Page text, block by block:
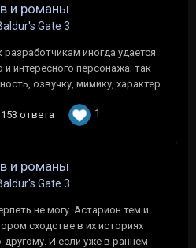
и романы
Gate 3
иногда удается
интересного персонажа; так
озвучку, мимику, характер...
ответа 1
и романы
Gate 3
не могу. Астарион тем и
сходстве в их историях
И если уже в раннем